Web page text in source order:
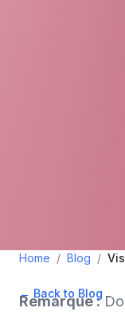
Home / Blog /
← Back to Blog •
Remarque :